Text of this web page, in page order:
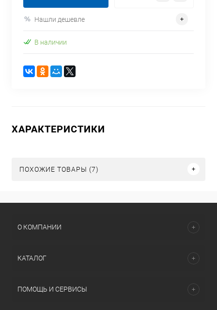
Нашли дешевле
В наличии
ХАРАКТЕРИСТИКИ
ПОХОЖИЕ ТОВАРЫ (7)
О КОМПАНИИ
КАТАЛОГ
ПОМОЩЬ И СЕРВИСЫ